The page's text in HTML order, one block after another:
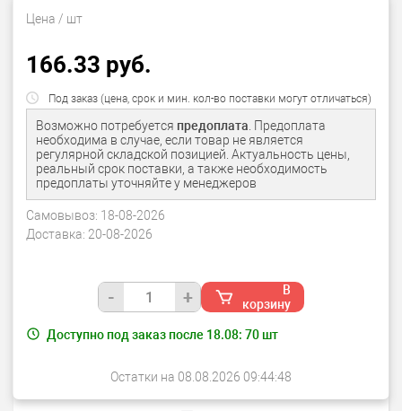
Цена / шт
166.33 руб.
Под заказ (цена, срок и мин. кол-во поставки могут отличаться)
Возможно потребуется предоплата. Предоплата
необходима в случае, если товар не является
регулярной складской позицией. Актуальность цены,
реальный срок поставки, а также необходимость
предоплаты уточняйте у менеджеров
Самовывоз: 18-08-2026
Доставка: 20-08-2026
- +
В
корзину
Доступно под заказ после 18.08: 70шт
Остатки на 08.08.2026 09:44:48